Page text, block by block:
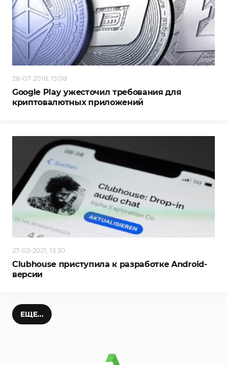
28-07-2018, 15:08
Google Play ужесточил требования для
криптовалютных приложений
27-02-2021, 13:30
Clubhouse приступила к разработке Android-
версии
ЕЩЕ...